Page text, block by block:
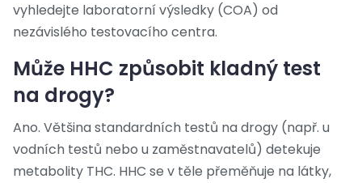
vyhledejte laboratorní výsledky (COA) od
nezávislého testovacího centra.
Může HHC způsobit kladný test
na drogy?
Ano. Většina standardních testů na drogy (např. u
vodních testů nebo u zaměstnavatelů) detekuje
metabolity THC. HHC se v těle přeměňuje na látky,